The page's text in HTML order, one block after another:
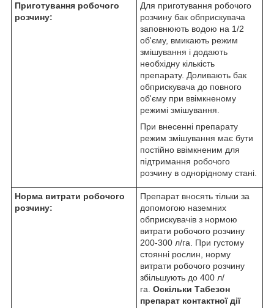
Приготування робочого
розчину:
Для приготування робочого
розчину бак обприскувача
заповнюють водою на 1/2
об'єму, вми­кають режим
змішування і додають
необхідну кількість
препарату. Доливають бак
обприскувача до повного
об'єму при ввімкненому
режимі змішування.
При внесенні препарату
режим змішування має бути
постійно ввімкненим для
підтримання робо­чого
розчину в однорідному стані.
Норма витрати робочого
розчину:
Препарат вносять тільки за
допомогою наземних
обприскувачів з нормою
витрати робочого розчину
200-300 л/га. При густому
стоянні рослин, норму
витрати робочого розчину
збільшують до 400 л/
га. Оскільки Табезон
препарат контактної дії